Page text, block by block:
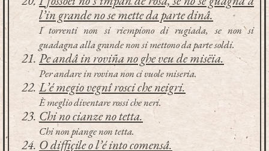
l’in grande no se mette da parte dinâ.
I torrenti non si riempiono di rugiada, se non si
guadagna alla grande non si mettono da parte soldi.
Pe andâ in roviña no ghe veu de misëia.
Per andare in rovina non ci vuole miseria.
L’é megio vegnî rosci che neigri.
È meglio diventare rossi che neri.
Chi no cianze no tetta.
Chi non piange non tetta.
O diffiçile o l’é into comensâ.